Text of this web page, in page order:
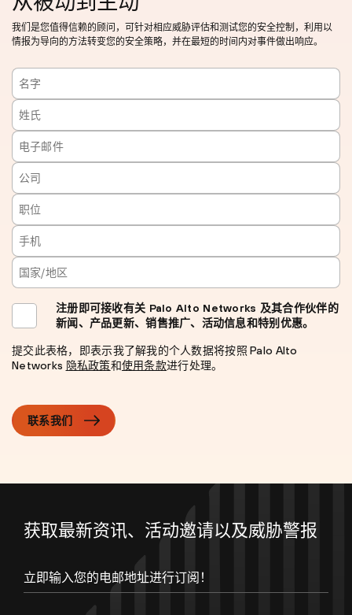
我们是您值得信赖的顾问，可针对相应威胁评估和测试您的安全控制，利用以
情报为导向的方法转变您的安全策略，并在最短的时间内对事件做出响应。
注册即可接收有关 Palo Alto Networks 及其合作伙伴的
新闻、产品更新、销售推广、活动信息和特别优惠。
提交此表格，即表示我了解我的个人数据将按照 Palo Alto
Networks 隐私政策和使用条款进行处理。
联系我们
获取最新资讯、活动邀请以及威胁警报